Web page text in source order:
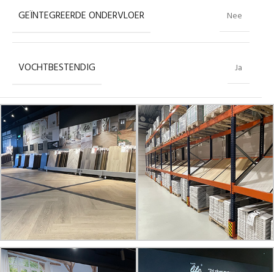
GEÏNTEGREERDE ONDERVLOER Nee
VOCHTBESTENDIG Ja